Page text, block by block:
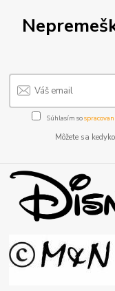
Súhlasím so
Môžete sa